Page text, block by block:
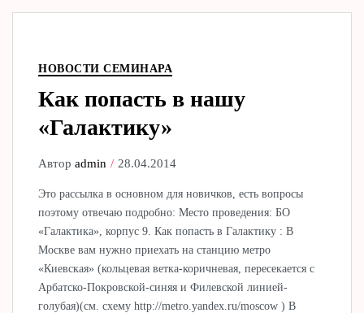
НОВОСТИ СЕМИНАРА
Как попасть в нашу
«Галактику»
Авторadmin 28.04.2014
Это рассылка в основном для новичков, есть вопросы
поэтому отвечаю подробно: Место проведения: БО
«Галактика», корпус 9. Как попасть в Галактику : В
Москве вам нужно приехать на станцию метро
«Киевская» (кольцевая ветка-коричневая, пересекается с
Арбатско-Покровской-синяя и Филевской линией-
голубая)(см. схему http://metro.yandex.ru/moscow ) В